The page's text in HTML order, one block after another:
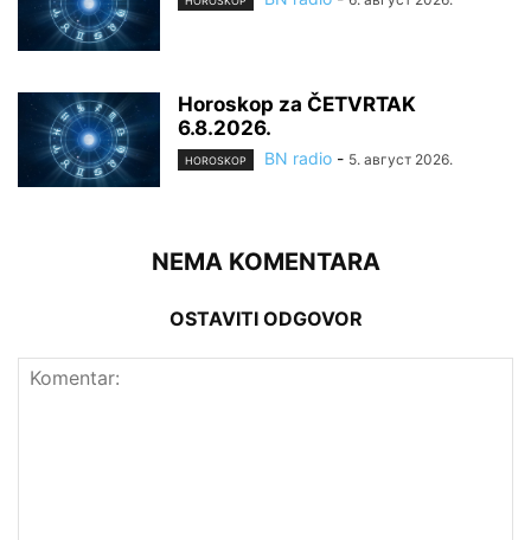
Horoskop za ČETVRTAK
6.8.2026.
HOROSKOP BN radio - 5. август 2026.
NEMA KOMENTARA
OSTAVITI ODGOVOR